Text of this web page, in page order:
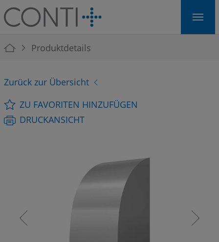
Skip to main navigation
Skip to main content
Skip to page footer
You are here:
Produktdetails
Zurück zur Übersicht
ZU FAVORITEN HINZUFÜGEN
DRUCKANSICHT